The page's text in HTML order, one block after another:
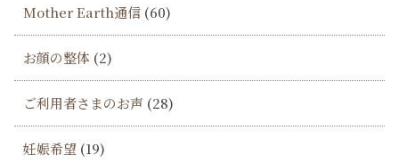
Mother Earth通信 (60)
お顔の整体 (2)
ご利用者さまのお声 (28)
妊娠希望 (19)